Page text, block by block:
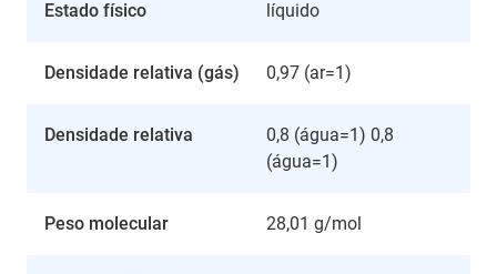
Estado físico líquido
Densidade relativa (gás) 0,97 (ar=1)
Densidade relativa
0,8 (água=1) 0,8
(água=1)
Peso molecular 28,01 g/mol